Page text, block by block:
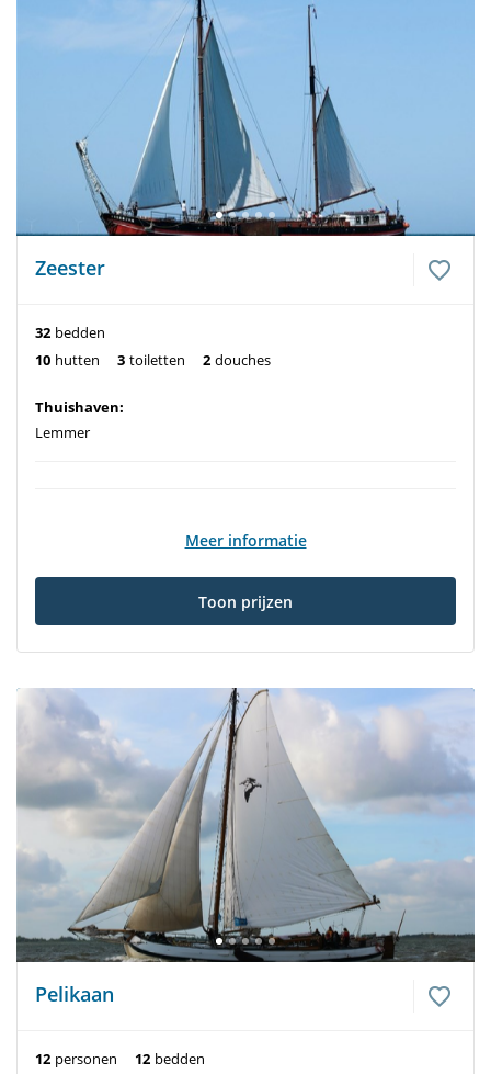
Zeester
32 bedden
10 hutten 3 toiletten 2 douches
Thuishaven:
Lemmer
Meer informatie
Toon prijzen
Pelikaan
12 personen 12 bedden